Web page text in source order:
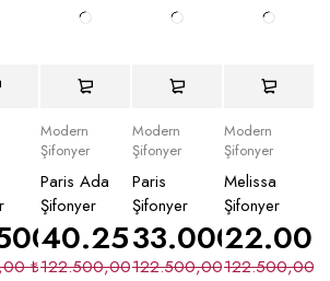
₺
₺
₺
Modern
Şifonyer
Paris Ada
Şifonyer
122.500,00₺
40.250,00₺
Modern
Şifonyer
Paris
Şifonyer
122.500,00₺
33.000,00₺
Modern
Şifonyer
Melissa
Şifonyer
122.500,00